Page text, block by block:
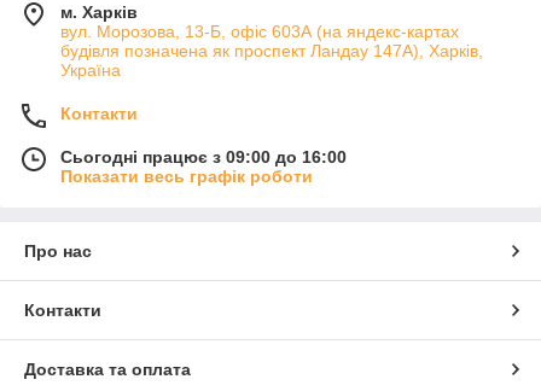
м. Харків
вул. Морозова, 13-Б, офіс 603А (на яндекс-картах
будівля позначена як проспект Ландау 147А), Харків,
Україна
Контакти
Сьогодні працює з 09:00 до 16:00
Показати весь графік роботи
Про нас
Контакти
Доставка та оплата